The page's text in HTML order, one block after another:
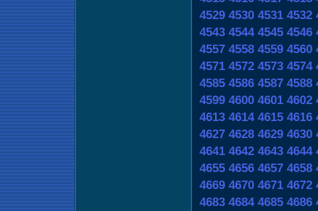
4529 4530 4531 4532
4543 4544 4545 4546
4557 4558 4559 4560
4571 4572 4573 4574
4585 4586 4587 4588
4599 4600 4601 4602
4613 4614 4615 4616
4627 4628 4629 4630
4641 4642 4643 4644
4655 4656 4657 4658
4669 4670 4671 4672
4683 4684 4685 4686